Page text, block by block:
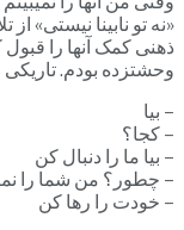
«نه تو نابینا نیستی»
ذهنی کمک آنها را
وحشتزده بودم.
– بیا
– کجا؟
– بیا ما را دنبال کن
– چطور؟ من شما را
– خودت را رها کن